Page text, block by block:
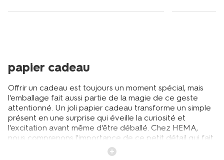
papier cadeau
Offrir un cadeau est toujours un moment spécial, mais
l'emballage fait aussi partie de la magie de ce geste
attentionné. Un joli papier cadeau transforme un simple
présent en une surprise qui éveille la curiosité et
l'excitation avant même d'être déballé. Chez HEMA,
nous comprenons l'importance de ce petit détail qui fait
toute la différence lors des anniversaires, des fêtes de
fin d'année ou de toute autre occasion spéciale. Que